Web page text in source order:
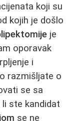
koji su
kojih je došlo
je
oporavak
i
razmišljate o
se sa
ste kandidat
se ne